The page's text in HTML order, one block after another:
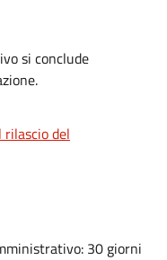
si conclude
del
30 giorni